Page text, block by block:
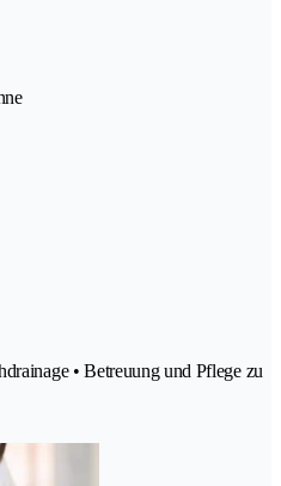
• Betreuung und Pflege zu